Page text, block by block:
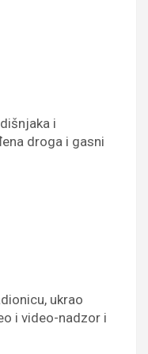
i
droga i gasni
ukrao
i video-nadzor i